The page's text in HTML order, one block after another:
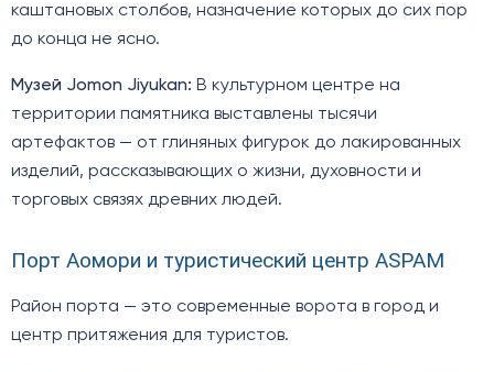
каштановых столбов, назначение которых до сих пор
до конца не ясно.
Музей Jomon Jiyukan: В культурном центре на
территории памятника выставлены тысячи
артефактов — от глиняных фигурок до лакированных
изделий, рассказывающих о жизни, духовности и
торговых связях древних людей.
Порт Аомори и туристический центр ASPAM
Район порта — это современные ворота в город и
центр притяжения для туристов.